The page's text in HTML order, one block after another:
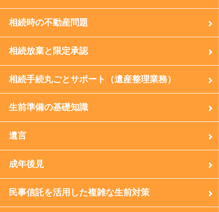
相続時の不動産問題
相続放棄と限定承認
相続手続丸ごとサポート（遺産整理業務）
生前準備の基礎知識
遺言
成年後見
民事信託を活用した複雑な生前対策